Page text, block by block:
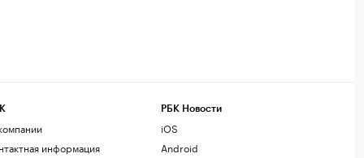
информация
РБК Новости
iOS
Android